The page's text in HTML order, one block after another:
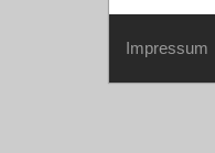
Impressum